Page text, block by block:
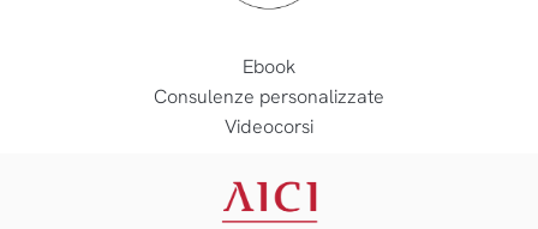
Ebook
Consulenze personalizzate
Videocorsi